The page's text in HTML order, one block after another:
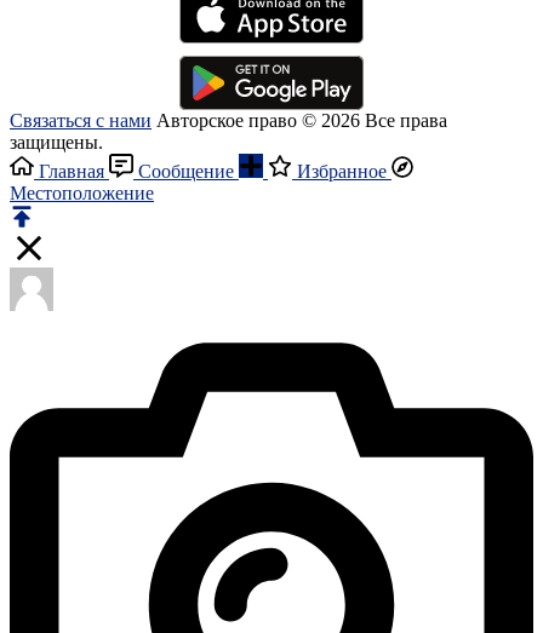
Связаться с нами Авторское право © 2026 Все права
защищены.
Главная
Сообщение
Избранное
Местоположение